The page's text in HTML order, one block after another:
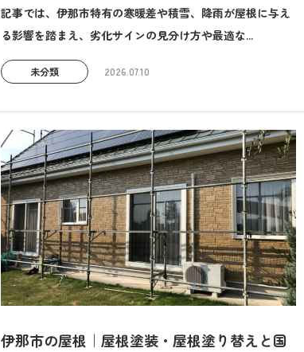
記事では、伊那市特有の寒暖差や積雪、降雨が屋根に与え
る影響を踏まえ、劣化サインの見分け方や最適な...
未分類 2026.07.10
伊那市の屋根｜屋根塗装・屋根塗り替えと国